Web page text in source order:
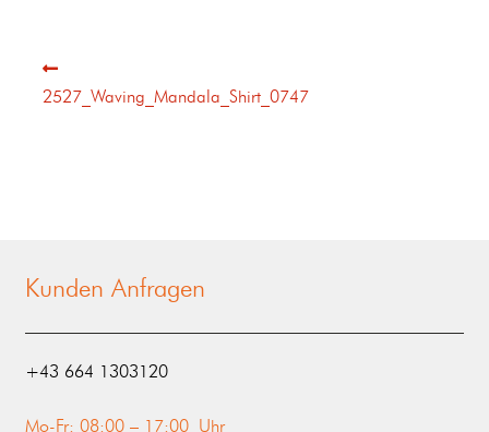
2527_Waving_Mandala_Shirt_0747
Kunden Anfragen
‭+43 664 1303120‬
Mo-Fr: 08:00 – 17:00 Uhr